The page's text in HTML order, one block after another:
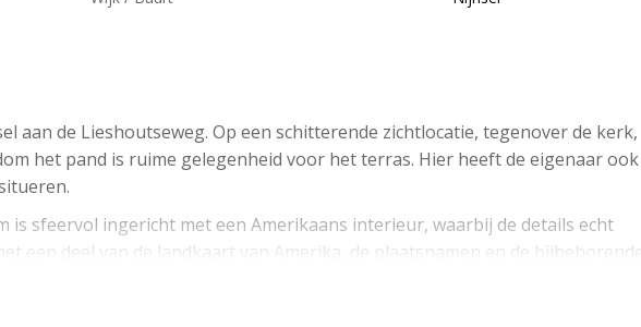
aan de Lieshoutseweg. Op een schitterende zichtlocatie, tegenover de kerk,
het pand is ruime gelegenheid voor het terras. Hier heeft de eigenaar ook
is sfeervol ingericht met een Amerikaans interieur, waarbij de details echt
een deel van de landkaart van Amerika, de plaatsnamen en de bijbehorende